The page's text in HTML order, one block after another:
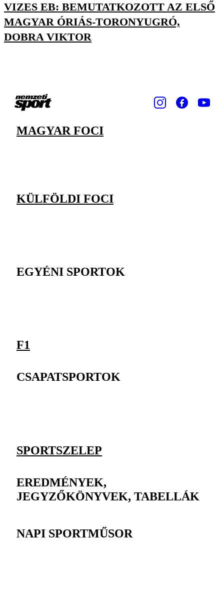
VIZES EB: BEMUTATKOZOTT AZ ELSŐ
MAGYAR ÓRIÁS-TORONYUGRÓ,
DOBRA VIKTOR
MAGYAR FOCI
KÜLFÖLDI FOCI
EGYÉNI SPORTOK
F1
CSAPATSPORTOK
SPORTSZELEP
EREDMÉNYEK,
JEGYZŐKÖNYVEK, TABELLÁK
NAPI SPORTMŰSOR